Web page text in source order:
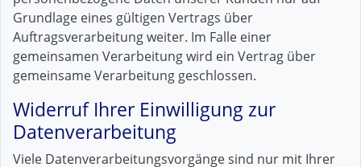
Grundlage eines gültigen Vertrags über
Auftragsverarbeitung weiter. Im Falle einer
gemeinsamen Verarbeitung wird ein Vertrag über
gemeinsame Verarbeitung geschlossen.
Widerruf Ihrer Einwilligung zur
Datenverarbeitung
Viele Datenverarbeitungsvorgänge sind nur mit Ihrer